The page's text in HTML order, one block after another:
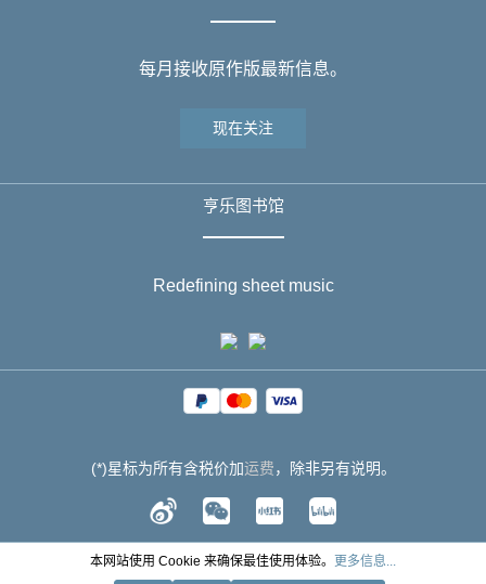
每月接收原作版最新信息。
现在关注
亨乐图书馆
Redefining sheet music
(*)星标为所有含税价加运费，除非另有说明。
本网站使用 Cookie 来确保最佳使用体验。 更多信息...